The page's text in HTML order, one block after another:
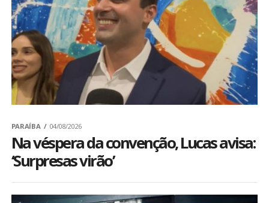
BRASIL
MUNDO
ESPORTES
ENTRETENIMENTO
ENQUETE
TV LPB
PARAÍBA 04/08/2026
Na véspera da convenção, Lucas avisa:
‘Surpresas virão’